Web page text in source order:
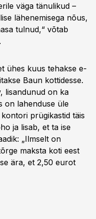
väga tänulikud –
lähenemisega nõus,
tulnud,“ võtab
ühes kuus tehakse e-
Baun kottidesse.
lisandunud on ka
on lahenduse üle
prügikastid täis
ja lisab, et ta ise
„Ilmselt on
maksta koti eest
ära, et 2,50 eurot